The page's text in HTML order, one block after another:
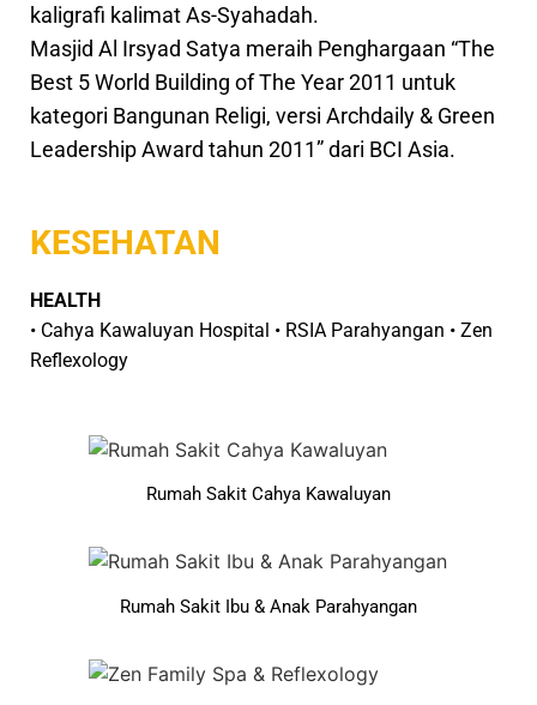
kaligrafi kalimat As-Syahadah.
Masjid Al Irsyad Satya meraih Penghargaan “The
Best 5 World Building of The Year 2011 untuk
kategori Bangunan Religi, versi Archdaily & Green
Leadership Award tahun 2011” dari BCI Asia.
KESEHATAN
HEALTH
• Cahya Kawaluyan Hospital • RSIA Parahyangan • Zen
Reflexology
Rumah Sakit Cahya Kawaluyan
Rumah Sakit Ibu & Anak Parahyangan